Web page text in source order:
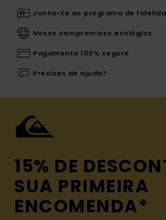
Junta-te ao programa de
Nosso compromisso ecológico
Pagamento 100% seguro
Precisas de ajuda?
15% DE
SUA PRIMEIRA
ENCOMENDA*